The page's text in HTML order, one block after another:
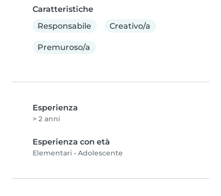
Caratteristiche
Responsabile
Creativo/a
Premuroso/a
Esperienza
> 2 anni
Esperienza con età
Elementari • Adolescente